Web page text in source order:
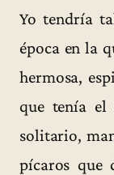
Yo tendría
época en la
hermosa,
que tenía
solitario,
pícaros que